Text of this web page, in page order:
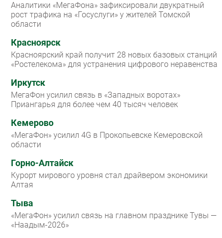
Аналитики «МегаФона» зафиксировали двукратный
рост трафика на «Госуслуги» у жителей Томской
области
Красноярск
Красноярский край получит 28 новых базовых станций
«Ростелекома» для устранения цифрового неравенства
Иркутск
МегаФон усилил связь в «Западных воротах»
Приангарья для более чем 40 тысяч человек
Кемерово
«МегаФон» усилил 4G в Прокопьевске Кемеровской
области
Горно-Алтайск
Курорт мирового уровня стал драйвером экономики
Алтая
Тыва
«МегаФон» усилил связь на главном празднике Тувы —
«Наадым-2026»